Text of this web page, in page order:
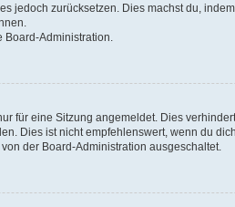
jedoch zurücksetzen. Dies machst du,
Administration.
für eine Sitzung angemeldet. Dies
Dies ist nicht empfehlenswert, wenn du
der Board-Administration ausgeschaltet.